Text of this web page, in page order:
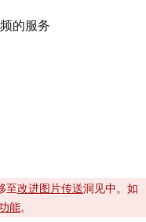
的服务
至改进图片传送洞见中。如
能。